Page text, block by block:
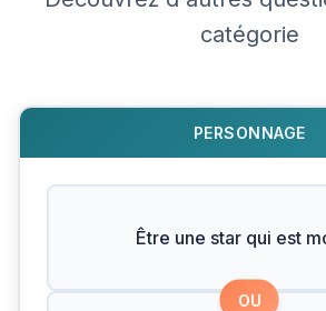
catégorie
PERSONNAGE
Être une star qui est
OU